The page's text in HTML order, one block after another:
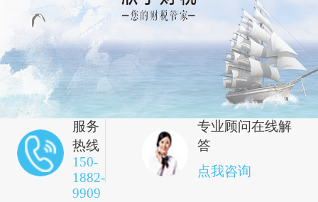
服务
热线
150-
1882-
9909
专业顾问在线解
答
点我咨询